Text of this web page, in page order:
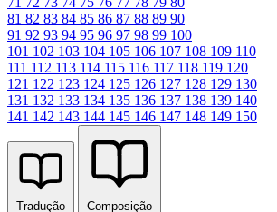
81 82 83 84 85 86 87 88 89 90
91 92 93 94 95 96 97 98 99 100
101 102 103 104 105 106 107 108 109 110
111 112 113 114 115 116 117 118 119 120
121 122 123 124 125 126 127 128 129 130
131 132 133 134 135 136 137 138 139 140
141 142 143 144 145 146 147 148 149 150
Tradução
Composição